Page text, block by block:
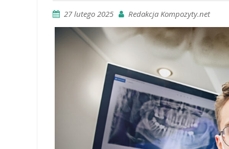
27 lutego 2025 Redakcja Kompozyty.net